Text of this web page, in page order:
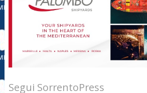
Segui SorrentoPress